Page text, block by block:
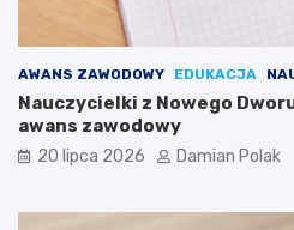
AWANS ZAWODOWY EDUKACJA
Nauczycielki z Nowego
awans zawodowy
20 lipca 2026 Damian Polak